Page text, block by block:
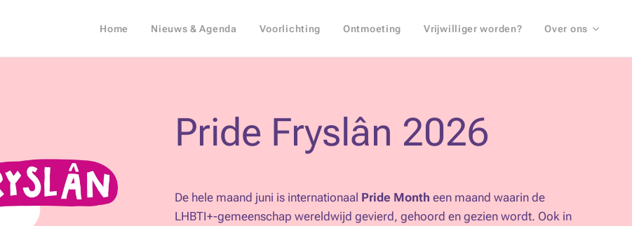
Home Nieuws & Agenda Voorlichting Ontmoeting Vrijwilliger worden? Over ons
Pride Fryslân 2026
De hele maand juni is internationaal Pride Month een maand waarin de
LHBTI+-gemeenschap wereldwijd gevierd, gehoord en gezien wordt. Ook in